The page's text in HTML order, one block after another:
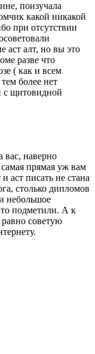
поизучала
какой никакой
при отсутствии
аст алт, но вы это
разве что
( как и всем
более нет
с щитовидной
вас, наверно
прямая уж вам
аст писать не стана
столько дипломов
небольшое
подметили. А к
советую